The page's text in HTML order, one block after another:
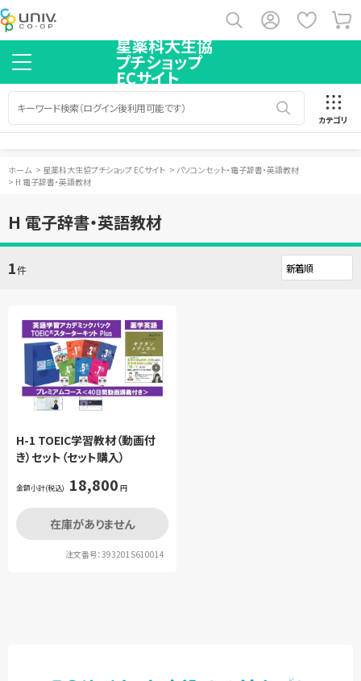
星薬科大生協
プチショップ
ECサイト
カテゴリ
ホーム > 星薬科大生協プチショップ ECサイト > パソコンセット・電子辞書・英語教材
> H 電子辞書・英語教材
H 電子辞書・英語教材
1件
H-1 TOEIC学習教材（動画付
き）セット（セット購入）
金額小計(税込) 18,800 円
在庫がありません
注文番号：393201S610014